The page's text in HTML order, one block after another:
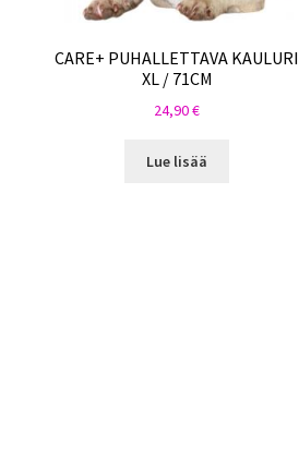
CARE+ PUHALLETTAVA KAULURI
XL / 71CM
24,90€
Lue lisää